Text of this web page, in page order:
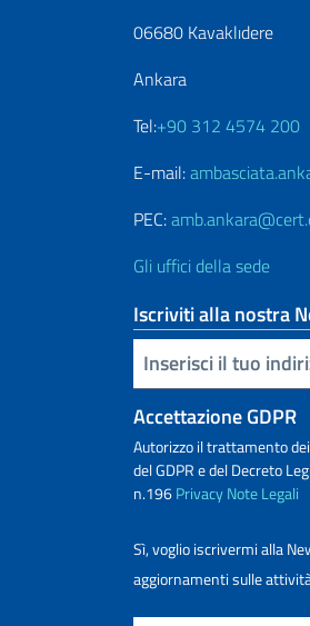
06680 Kavaklıdere
Ankara
Tel:+90 312 4574 200
E-mail:
PEC:
Gli uffici della sede
Iscriviti alla nostra
Inserisci la tua email
Accettazione GDPR
Autorizzo il trattamento
del GDPR e del Decreto
n.196PrivacyNote Legali
Sì, voglio iscrivermi alla
aggiornamenti sulle